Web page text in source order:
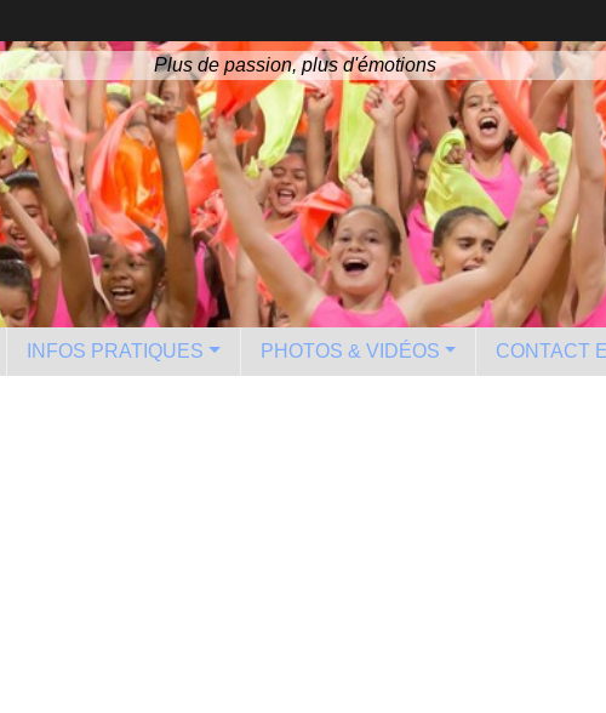
Plus de passion, plus d'émotions
INFOS PRATIQUES PHOTOS & VIDÉOS CONTACT